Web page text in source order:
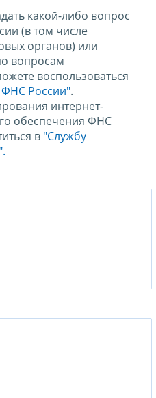
какой-либо вопрос
(в том числе
органов) или
вопросам
воспользоваться
ФНС России".
интернет-
обеспечения ФНС
в "Службу